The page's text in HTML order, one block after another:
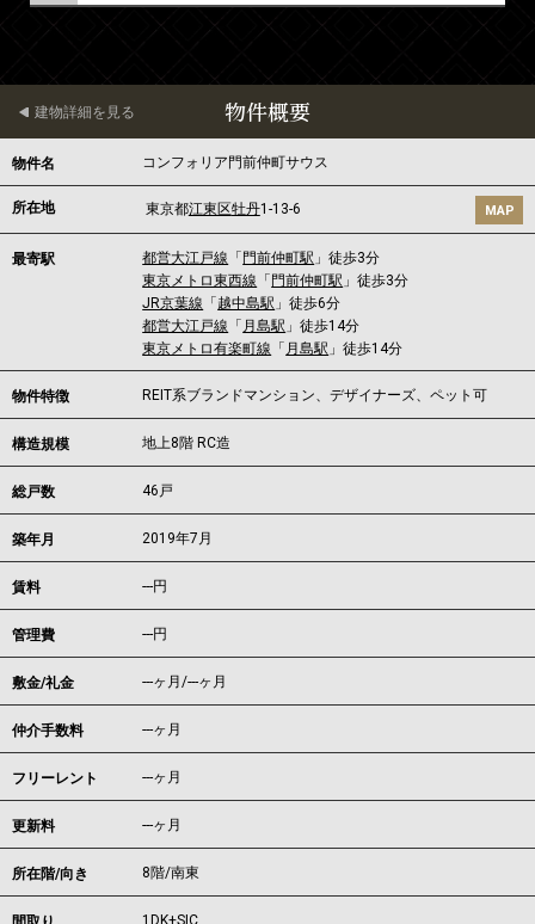
物件概要
建物詳細を見る
物件名 コンフォリア門前仲町サウス
所在地 東京都江東区牡丹1-13-6 MAP
最寄駅 都営大江戸線 「 門前仲町駅 」徒歩3分
東京メトロ東西線 「 門前仲町駅 」徒歩3分
JR京葉線 「 越中島駅 」徒歩6分
都営大江戸線 「 月島駅 」徒歩14分
東京メトロ有楽町線 「 月島駅 」徒歩14分
物件特徴 REIT系ブランドマンション、デザイナーズ、ペット可
構造規模 地上8階 RC造
総戸数 46戸
築年月 2019年7月
賃料 ---円
管理費 ---円
敷金/礼金 ---ヶ月/---ヶ月
仲介手数料 ---ヶ月
フリーレント ---ヶ月
更新料 ---ヶ月
所在階/向き 8階/南東